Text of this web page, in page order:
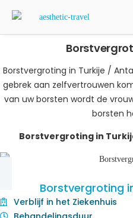
Borstvergroting in Turkije /
gebrek aan zelfvertrouwen
van uw borsten wordt de
borsten
Borstvergroting in
Borstvergroting
Verblijf in het Ziekenhuis